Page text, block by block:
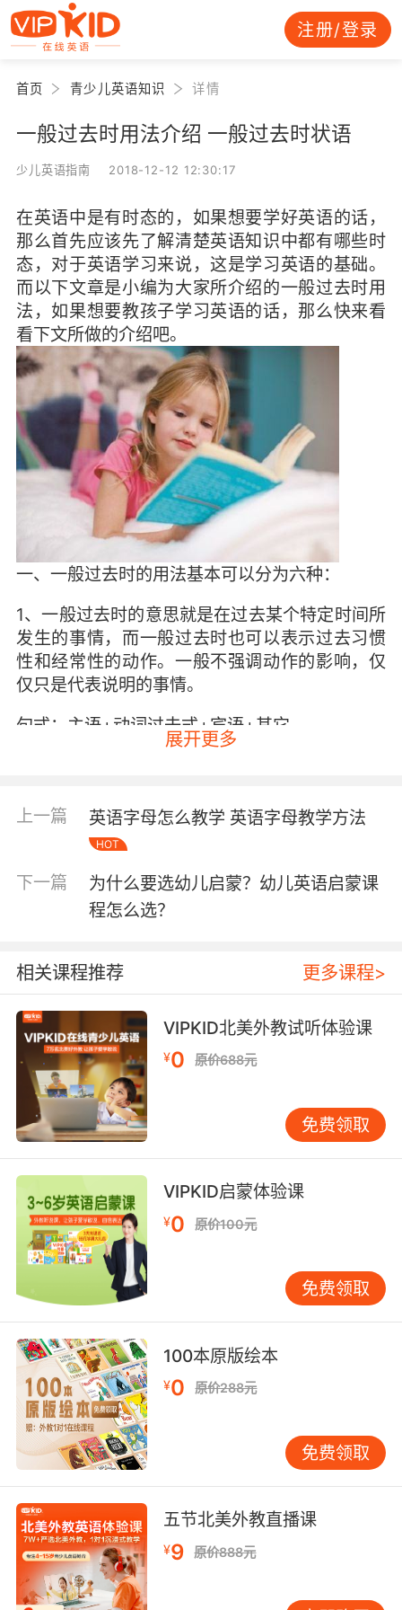
注册/登录
首页 青少儿英语知识 详情
一般过去时用法介绍 一般过去时状语
少儿英语指南 2018-12-12 12:30:17
在英语中是有时态的，如果想要学好英语的话，
那么首先应该先了解清楚英语知识中都有哪些时
态，对于英语学习来说，这是学习英语的基础。
而以下文章是小编为大家所介绍的一般过去时用
法，如果想要教孩子学习英语的话，那么快来看
看下文所做的介绍吧。
一、一般过去时的用法基本可以分为六种：
1、一般过去时的意思就是在过去某个特定时间所
发生的事情，而一般过去时也可以表示过去习惯
性和经常性的动作。一般不强调动作的影响，仅
仅只是代表说明的事情。
句式：主语+动词过去式+宾语+其它
今天早晨，我跟朱莉娅说了几句话。
2、一般过去时经常与表示过去的时间状语或者是
从句连接起来用。
例句：He was dead in 1990.他死于1990年。
么就要使用过去时。而这种情况下，往往是没有
表示过去的时间状语的，从而通过上下文来进行
表示。
例句：The boy opened his eyes for a
moment，looked at the captain，and then
died.
那男孩把眼睛张开了一会儿，看看船长，然后就
去世了。
4、表示在此之前一段时间内经常或者是反复的动
作。经常会与always，never等连用。
例句：Mrs. Peter always carried an umbrella.
彼得太太过去老是带着一把伞。
5、如果强调已经终止习惯的话，那么要用 used
to do（过去常常做，而不那样做了）
例句：He used to drink alcohol.
他过去喝酒。（意味着他不喝酒了。喝酒这个动
作终止了）
6、有些英文句子，虽然没有表示过去确定时间的
状语，但是实际上是指过去发生的动作或者是存
在的状态的话，也是要使用一般过去时的。
展开更多
上一篇 英语字母怎么教学 英语字母教学方法
HOT
下一篇
为什么要选幼儿启蒙？幼儿英语启蒙课
程怎么选？
相关课程推荐 更多课程>
VIPKID北美外教试听体验课
¥0 原价688元
免费领取
VIPKID启蒙体验课
¥0 原价100元
免费领取
100本原版绘本
¥0 原价288元
免费领取
五节北美外教直播课
¥9 原价888元